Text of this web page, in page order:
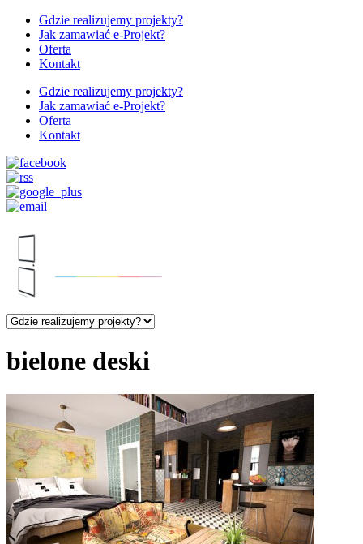
Gdzie realizujemy projekty?
Jak zamawiać e-Projekt?
Oferta
Kontakt
Gdzie realizujemy projekty?
Jak zamawiać e-Projekt?
Oferta
Kontakt
bielone deski